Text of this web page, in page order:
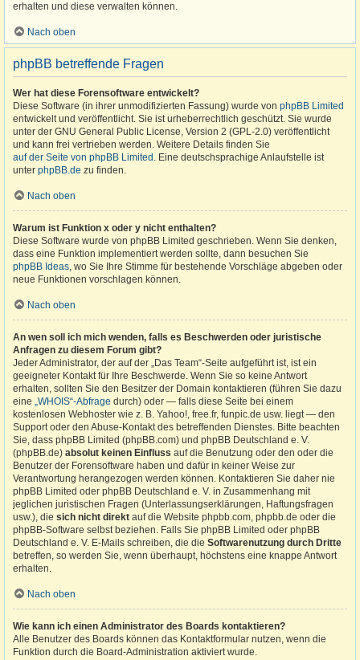
erhalten und diese verwalten können.
Nach oben
phpBB betreffende Fragen
Wer hat diese Forensoftware entwickelt?
Diese Software (in ihrer unmodifizierten Fassung) wurde von phpBB Limited
entwickelt und veröffentlicht. Sie ist urheberrechtlich geschützt. Sie wurde
unter der GNU General Public License, Version 2 (GPL-2.0) veröffentlicht
und kann frei vertrieben werden. Weitere Details finden Sie
auf der Seite von phpBB Limited . Eine deutschsprachige Anlaufstelle ist
unter phpBB.de zu finden.
Nach oben
Warum ist Funktion x oder y nicht enthalten?
Diese Software wurde von phpBB Limited geschrieben. Wenn Sie denken,
dass eine Funktion implementiert werden sollte, dann besuchen Sie
phpBB Ideas, wo Sie Ihre Stimme für bestehende Vorschläge abgeben oder
neue Funktionen vorschlagen können.
Nach oben
An wen soll ich mich wenden, falls es Beschwerden oder juristische
Anfragen zu diesem Forum gibt?
Jeder Administrator, der auf der „Das Team“-Seite aufgeführt ist, ist ein
geeigneter Kontakt für Ihre Beschwerde. Wenn Sie so keine Antwort
erhalten, sollten Sie den Besitzer der Domain kontaktieren (führen Sie dazu
eine „WHOIS“-Abfrage durch) oder — falls diese Seite bei einem
kostenlosen Webhoster wie z. B. Yahoo!, free.fr, funpic.de usw. liegt — den
Support oder den Abuse-Kontakt des betreffenden Dienstes. Bitte beachten
Sie, dass phpBB Limited (phpBB.com) und phpBB Deutschland e. V.
(phpBB.de) absolut keinen Einfluss auf die Benutzung oder den oder die
Benutzer der Forensoftware haben und dafür in keiner Weise zur
Verantwortung herangezogen werden können. Kontaktieren Sie daher nie
phpBB Limited oder phpBB Deutschland e. V. in Zusammenhang mit
jeglichen juristischen Fragen (Unterlassungserklärungen, Haftungsfragen
usw.), die sich nicht direkt auf die Website phpbb.com, phpbb.de oder die
phpBB-Software selbst beziehen. Falls Sie phpBB Limited oder phpBB
Deutschland e. V. E-Mails schreiben, die die Softwarenutzung durch Dritte
betreffen, so werden Sie, wenn überhaupt, höchstens eine knappe Antwort
erhalten.
Nach oben
Wie kann ich einen Administrator des Boards kontaktieren?
Alle Benutzer des Boards können das Kontaktformular nutzen, wenn die
Funktion durch die Board-Administration aktiviert wurde.